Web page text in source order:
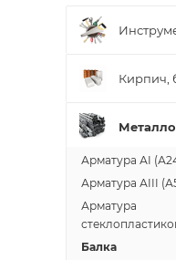
Кирпич,
Арматура АI
Арматура АIII
Арматура
Балка